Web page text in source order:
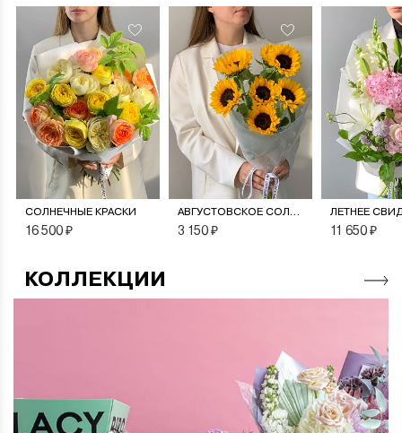
СОЛНЕЧНЫЕ КРАСКИ
16 500 ₽
АВГУСТОВСКОЕ СОЛНЦЕ
3 150 ₽
ЛЕТНЕЕ
11 650 ₽
КОЛЛЕКЦИИ